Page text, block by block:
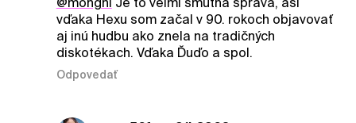
vďaka Hexu som začal v 90. rokoch objavovať
aj inú hudbu ako znela na tradičných
diskotékach. Vďaka Ďuďo a spol.
Odpovedať